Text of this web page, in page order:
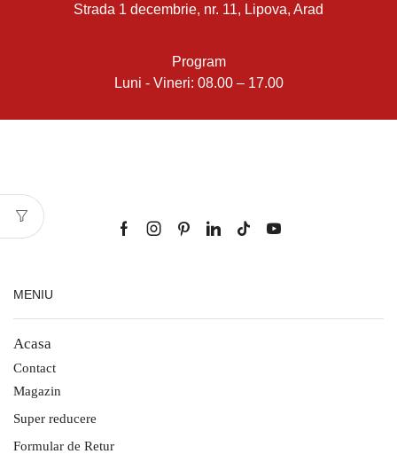
Strada 1 decembrie, nr. 11, Lipova, Arad
Program
Luni - Vineri: 08.00 – 17.00
MENIU
Acasa
Contact
Magazin
Super reducere
Formular de Retur